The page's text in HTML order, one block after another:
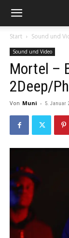
Start Sound und
Sound und Video
Mortel –
2Deep/
Von Muni - 5. Januar